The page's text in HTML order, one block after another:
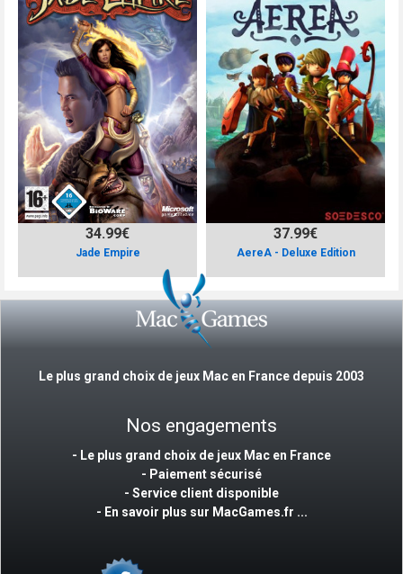
Jade Empire
34.99€
AereA - Deluxe Edition
37.99€
Le plus grand choix de jeux Mac en France depuis 2003
Nos engagements
- Le plus grand choix de jeux Mac en France
- Paiement sécurisé
- Service client disponible
- En savoir plus sur MacGames.fr ...